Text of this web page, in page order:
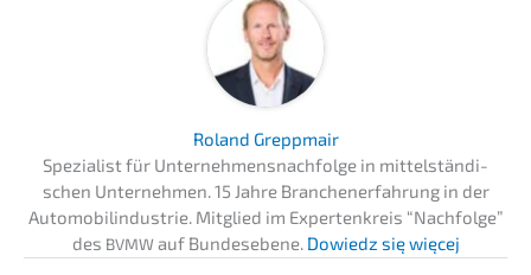
Roland Grepp­mair
Spezia­list für Unternehmens­nachfolge in mittel­stän­di­
schen Unter­neh­men. 15 Jahre Branchen­er­fah­rung in der
Automo­bil­in­dus­trie. Mitglied im Exper­ten­kreis “Nachfol­ge”
des BVMWauf Bundes­ebe­ne. Dowiedz się więcej